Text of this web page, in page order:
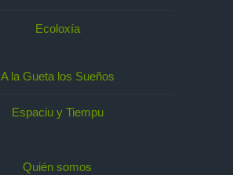
Ecoloxía
A la Gueta los Sueños
Espaciu y Tiempu
Quién somos